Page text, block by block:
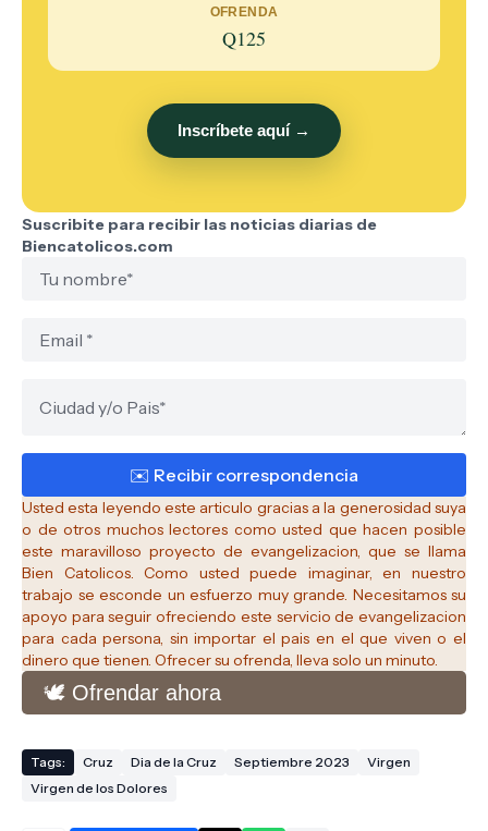
OFRENDA
Q125
Inscríbete aquí →
Suscribite para recibir las noticias diarias de
Biencatolicos.com
Usted esta leyendo este articulo gracias a la generosidad suya
o de otros muchos lectores como usted que hacen posible
este maravilloso proyecto de evangelizacion, que se llama
Bien Catolicos.Como usted puede imaginar, en nuestro
trabajo se esconde un esfuerzo muy grande. Necesitamos su
apoyo para seguir ofreciendo este servicio de evangelizacion
para cada persona, sin importar el pais en el que viven o el
dinero que tienen. Ofrecer su ofrenda, lleva solo un minuto.
🕊️ Ofrendar ahora
Tags: Cruz Dia de la Cruz Septiembre 2023
Virgen
Virgen de los Dolores